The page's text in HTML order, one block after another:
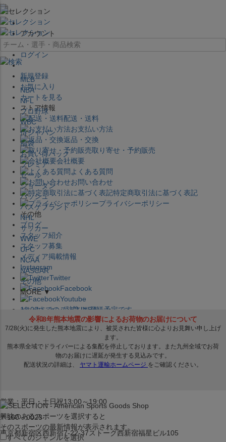
×
アカウント
ログイン
新規登録
お気に入り
カートを見る
ストア情報
配送・送料
お支払い方法
返品・交換
取り寄せ・予約販売
会社概要
よくある質問
お問い合わせ
特定商取引法に基づく表記
プライバシーポリシー
その他
ブログ
スタッフ紹介
スタッフ募集
メディア掲載情報
Instagram
Twitter
Facebook
Youtube
セレクション公式LINE@
営業：平日・土日祝13:00～19:00
〒160－0023
東京都新宿区西新宿7-22-37ストーク西新宿福星ビル105
MLB
NBA
NFL
プロ野球
WBC
侍ジャパン
福袋
お買い得パック
プレミア
セール
ジョーダン
バッシュ
バスケブランド
NHL
サッカー
WWE
UFC
NCAA
NASCAR
その他
MORE ▼
12:00までのご注文は発送予定です。
在庫品は 1-3営業日内で発送!! ※お取寄せ商品は対象外
興味のあるスポーツを選択すると
そのスポーツの最新情報が表示されます。
すべてのジャンルを選択